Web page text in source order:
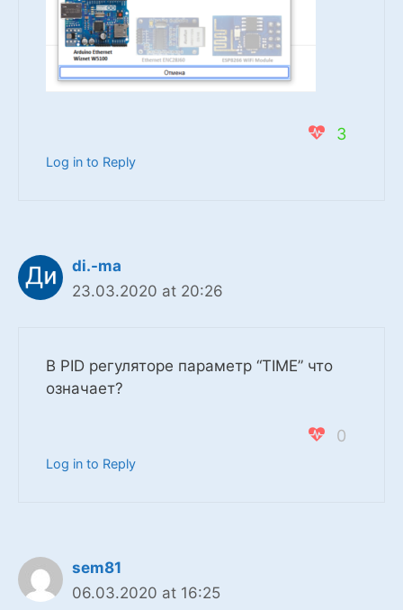
3
Log in to Reply
di.-ma
23.03.2020 at 20:26
В PID регуляторе параметр “TIME” что
означает?
0
Log in to Reply
sem81
06.03.2020 at 16:25